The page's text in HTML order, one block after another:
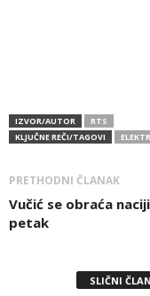
IZVOR/AUTOR
RTS
KLJUČNE REČI/TAGOVI
PRETHODNI ČLANAK
Vučić se obraća
petak
SLIČNI